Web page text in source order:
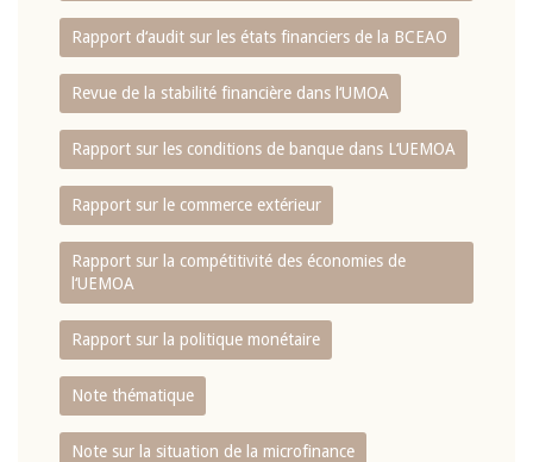
Rapport d‘audit sur les états financiers de la BCEAO
Revue de la stabilité financière dans l‘UMOA
Rapport sur les conditions de banque dans L‘UEMOA
Rapport sur le commerce extérieur
Rapport sur la compétitivité des économies de
l‘UEMOA
Rapport sur la politique monétaire
Note thématique
Note sur la situation de la microfinance